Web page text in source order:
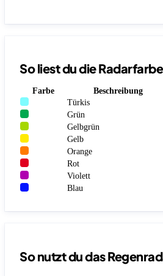
So liest du die
Farbe Beschreibung
Türkis
Grün
Gelbgrün
Gelb
Orange
Rot
Violett
Blau
So nutzt du das